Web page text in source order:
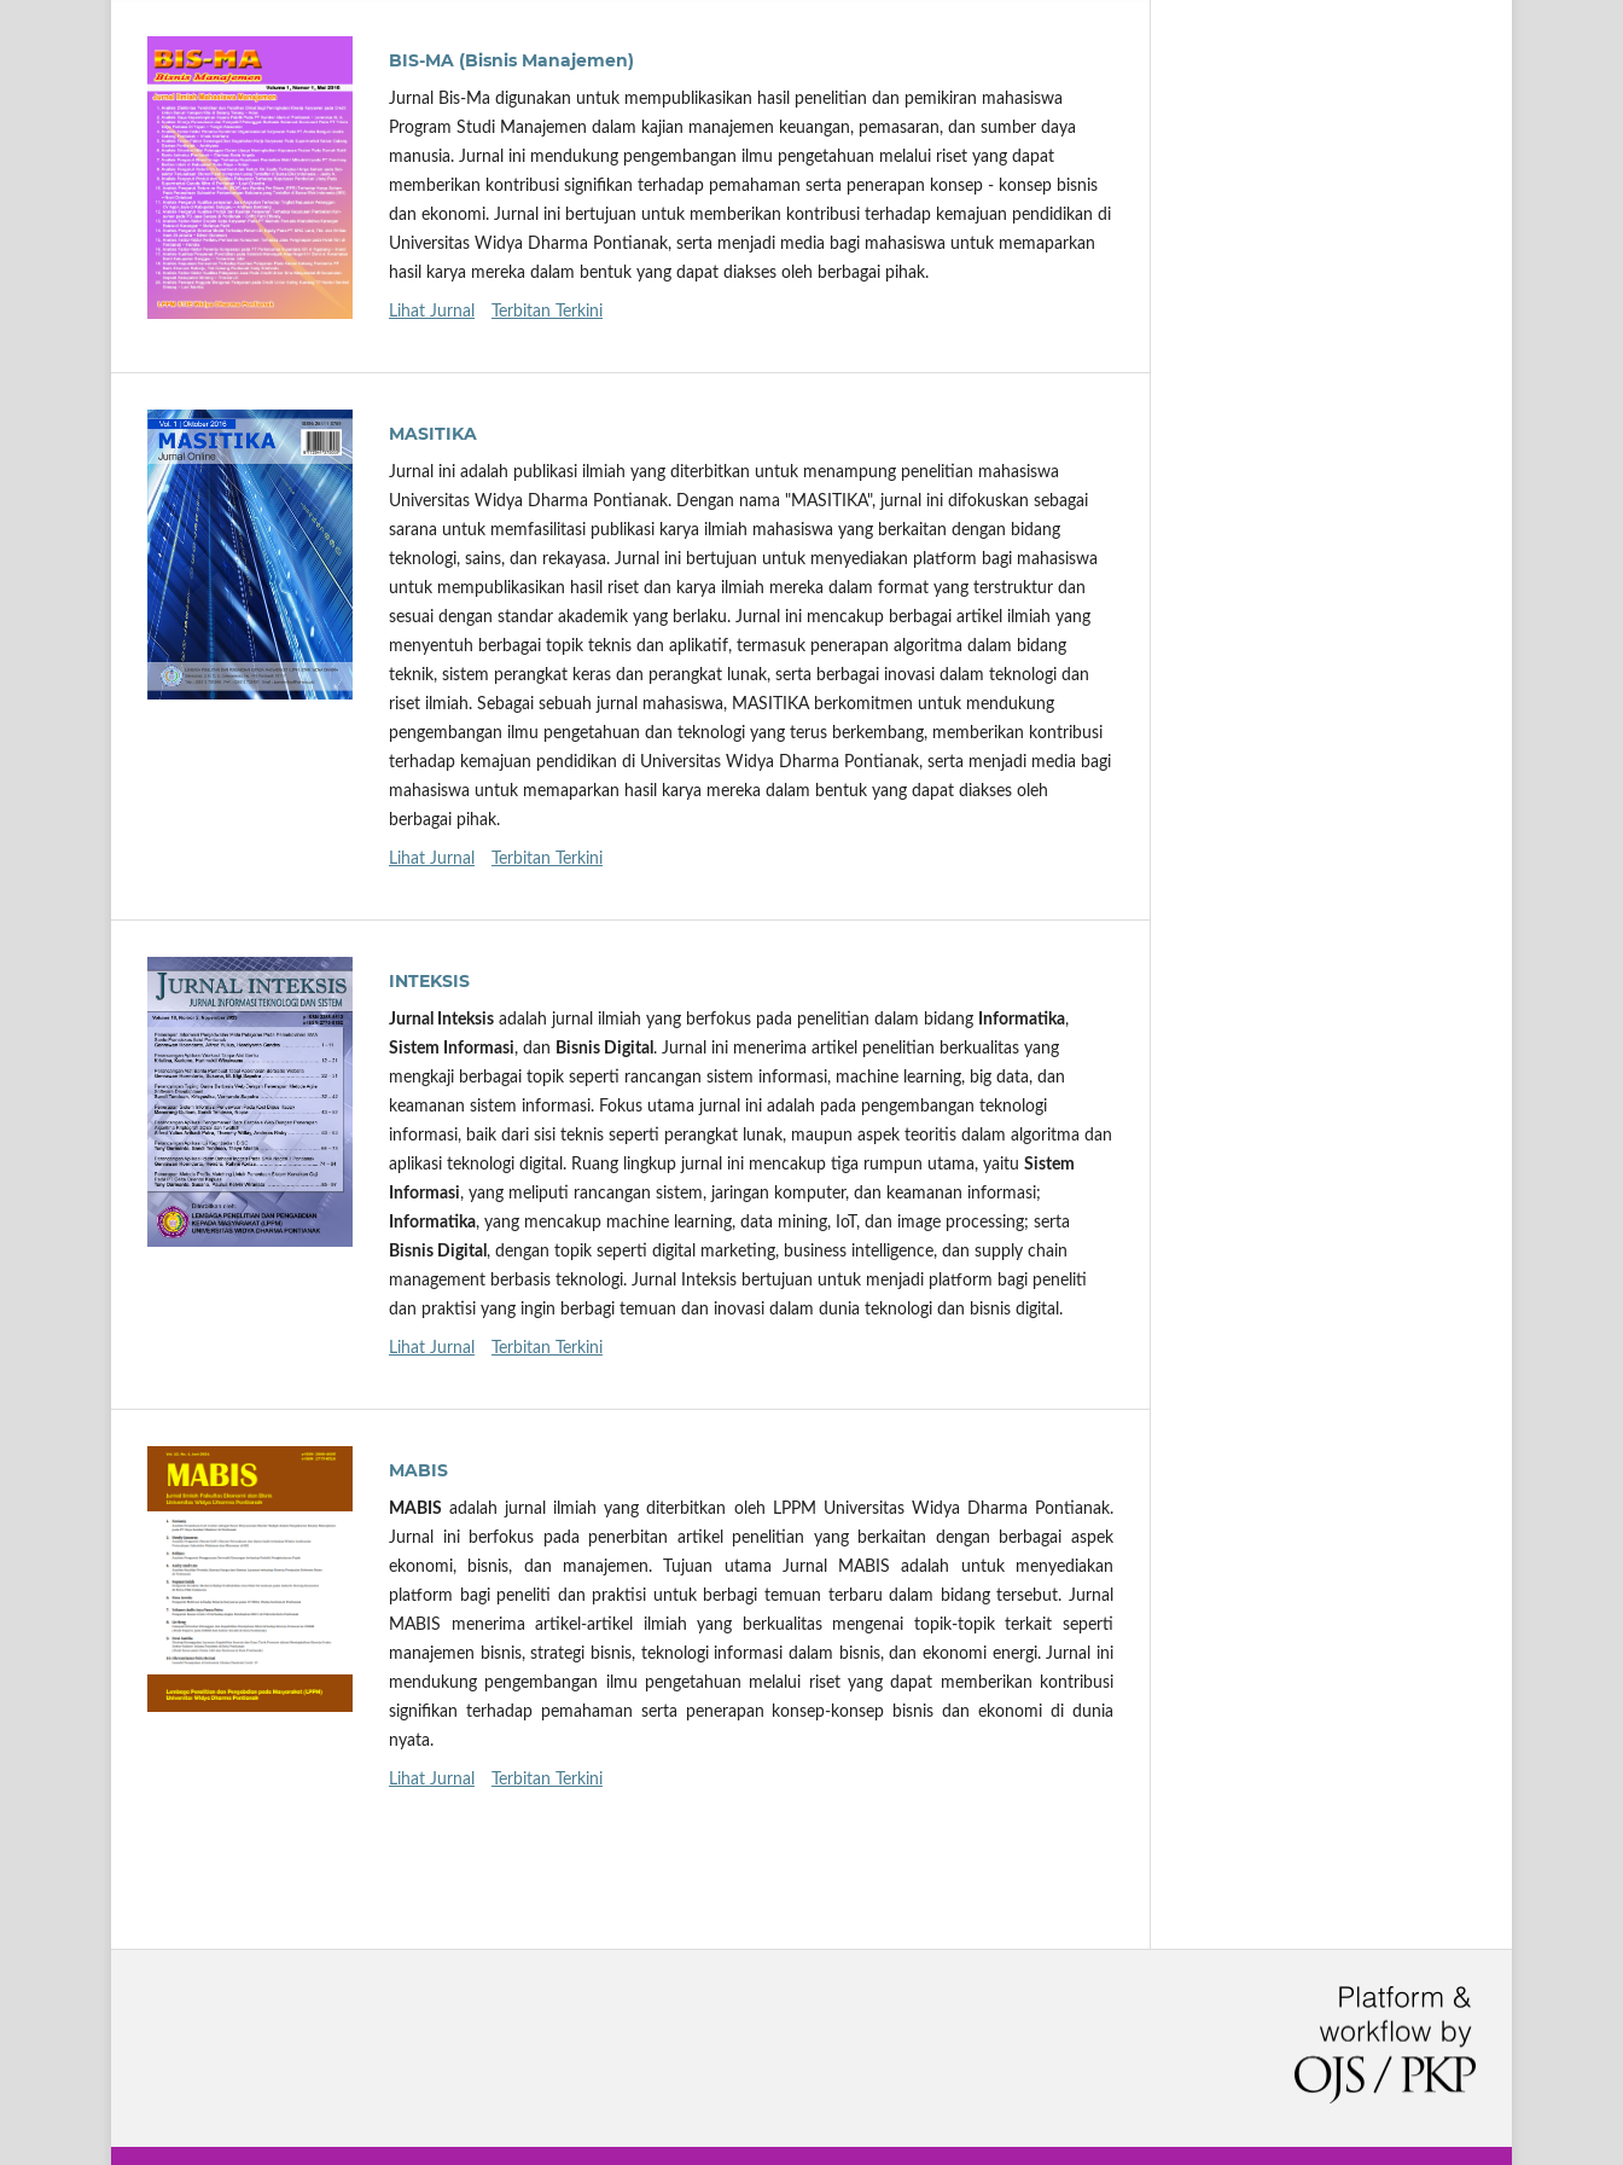
BIS-MA (Bisnis Manajemen)
Jurnal Bis-Ma digunakan untuk mempublikasikan hasil penelitian dan pemikiran mahasiswa
Program Studi Manajemen dalam kajian manajemen keuangan, pemasaran, dan sumber daya
manusia. Jurnal ini mendukung pengembangan ilmu pengetahuan melalui riset yang dapat
memberikan kontribusi signifikan terhadap pemahaman serta penerapan konsep - konsep bisnis
dan ekonomi. Jurnal ini bertujuan untuk memberikan kontribusi terhadap kemajuan pendidikan di
Universitas Widya Dharma Pontianak, serta menjadi media bagi mahasiswa untuk memaparkan
hasil karya mereka dalam bentuk yang dapat diakses oleh berbagai pihak.
Lihat Jurnal Terbitan Terkini
MASITIKA
Jurnal ini adalah publikasi ilmiah yang diterbitkan untuk menampung penelitian mahasiswa
Universitas Widya Dharma Pontianak. Dengan nama "MASITIKA", jurnal ini difokuskan sebagai
sarana untuk memfasilitasi publikasi karya ilmiah mahasiswa yang berkaitan dengan bidang
teknologi, sains, dan rekayasa. Jurnal ini bertujuan untuk menyediakan platform bagi mahasiswa
untuk mempublikasikan hasil riset dan karya ilmiah mereka dalam format yang terstruktur dan
sesuai dengan standar akademik yang berlaku. Jurnal ini mencakup berbagai artikel ilmiah yang
menyentuh berbagai topik teknis dan aplikatif, termasuk penerapan algoritma dalam bidang
teknik, sistem perangkat keras dan perangkat lunak, serta berbagai inovasi dalam teknologi dan
riset ilmiah. Sebagai sebuah jurnal mahasiswa, MASITIKA berkomitmen untuk mendukung
pengembangan ilmu pengetahuan dan teknologi yang terus berkembang, memberikan kontribusi
terhadap kemajuan pendidikan di Universitas Widya Dharma Pontianak, serta menjadi media bagi
mahasiswa untuk memaparkan hasil karya mereka dalam bentuk yang dapat diakses oleh
berbagai pihak.
Lihat Jurnal Terbitan Terkini
INTEKSIS
Jurnal Inteksis adalah jurnal ilmiah yang berfokus pada penelitian dalam bidang Informatika,
Sistem Informasi, dan Bisnis Digital . Jurnal ini menerima artikel penelitian berkualitas yang
mengkaji berbagai topik seperti rancangan sistem informasi, machine learning, big data, dan
keamanan sistem informasi. Fokus utama jurnal ini adalah pada pengembangan teknologi
informasi, baik dari sisi teknis seperti perangkat lunak, maupun aspek teoritis dalam algoritma dan
aplikasi teknologi digital. Ruang lingkup jurnal ini mencakup tiga rumpun utama, yaitu Sistem
Informasi, yang meliputi rancangan sistem, jaringan komputer, dan keamanan informasi;
Informatika, yang mencakup machine learning, data mining, IoT, dan image processing; serta
Bisnis Digital , dengan topik seperti digital marketing, business intelligence, dan supply chain
management berbasis teknologi. Jurnal Inteksis bertujuan untuk menjadi platform bagi peneliti
dan praktisi yang ingin berbagi temuan dan inovasi dalam dunia teknologi dan bisnis digital.
Lihat Jurnal Terbitan Terkini
MABIS
MABIS adalah jurnal ilmiah yang diterbitkan oleh LPPM Universitas Widya Dharma Pontianak.
Jurnal ini berfokus pada penerbitan artikel penelitian yang berkaitan dengan berbagai aspek
ekonomi, bisnis, dan manajemen. Tujuan utama Jurnal MABIS adalah untuk menyediakan
platform bagi peneliti dan praktisi untuk berbagi temuan terbaru dalam bidang tersebut. Jurnal
MABIS menerima artikel-artikel ilmiah yang berkualitas mengenai topik-topik terkait seperti
manajemen bisnis, strategi bisnis, teknologi informasi dalam bisnis, dan ekonomi energi. Jurnal ini
mendukung pengembangan ilmu pengetahuan melalui riset yang dapat memberikan kontribusi
signifikan terhadap pemahaman serta penerapan konsep-konsep bisnis dan ekonomi di dunia
nyata.
Lihat Jurnal Terbitan Terkini